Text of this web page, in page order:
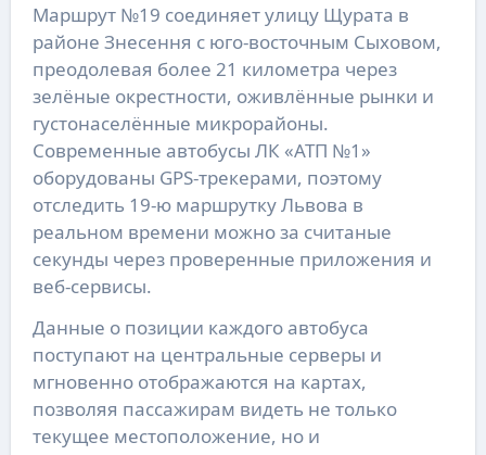
Маршрут №19 соединяет улицу Щурата в
районе Знесення с юго-восточным Сыховом,
преодолевая более 21 километра через
зелёные окрестности, оживлённые рынки и
густонаселённые микрорайоны.
Современные автобусы ЛК «АТП №1»
оборудованы GPS-трекерами, поэтому
отследить 19-ю маршрутку Львова в
реальном времени можно за считаные
секунды через проверенные приложения и
веб-сервисы.
Данные о позиции каждого автобуса
поступают на центральные серверы и
мгновенно отображаются на картах,
позволяя пассажирам видеть не только
текущее местоположение, но и